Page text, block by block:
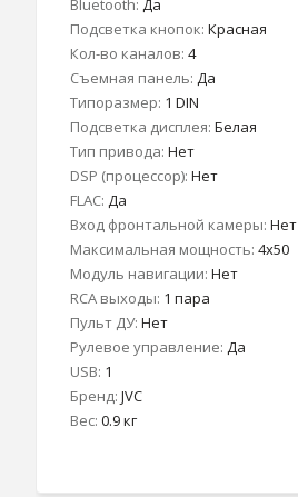
Bluetooth: Да
Подсветка кнопок: Красная
Кол-во каналов: 4
Съемная панель: Да
Типоразмер: 1 DIN
Подсветка дисплея: Белая
Тип привода: Нет
DSP (процессор): Нет
FLAC: Да
Вход фронтальной камеры: Нет
Максимальная мощность: 4x50
Модуль навигации: Нет
RCA выходы: 1 пара
Пульт ДУ: Нет
Рулевое управление: Да
USB: 1
Бренд: JVC
Вес: 0.9 кг